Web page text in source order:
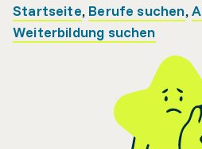
Startseite, Berufe suchen,
Weiterbildung suchen